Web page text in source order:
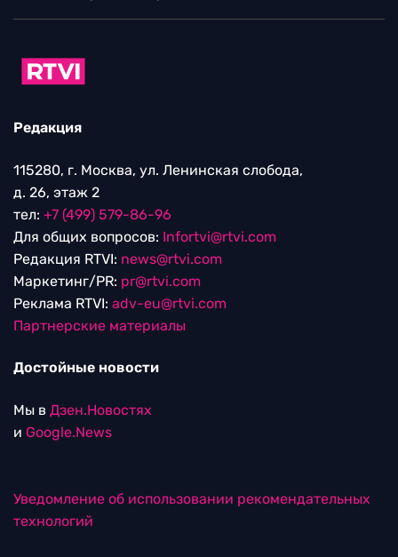
Редакция
115280, г. Москва, ул. Ленинская слобода,
д. 26, этаж 2
тел: +7 (499) 579-86-96
Для общих вопросов: Infortvi@rtvi.com
Редакция RTVI: news@rtvi.com
Маркетинг/PR: pr@rtvi.com
Реклама RTVI: adv-eu@rtvi.com
Партнерские материалы
Достойные новости
Мы в Дзен.Новостях
и Google.News
Уведомление об использовании рекомендательных
технологий